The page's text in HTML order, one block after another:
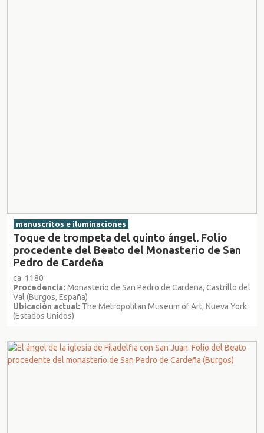
manuscritos e iluminaciones
Toque de trompeta del quinto ángel. Folio
procedente del Beato del Monasterio de San
Pedro de Cardeña
ca. 1180
Procedencia: Monasterio de San Pedro de Cardeña, Castrillo del
Val (Burgos, España)
Ubicación actual: The Metropolitan Museum of Art, Nueva York
(Estados Unidos)